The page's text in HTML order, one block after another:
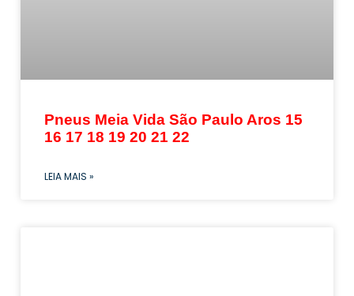
Pneus Meia Vida São Paulo Aros 15
16 17 18 19 20 21 22
LEIA MAIS »